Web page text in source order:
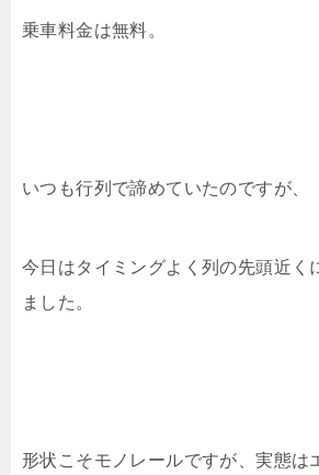
乗車料金は無料。
いつも行列で諦めていたのですが、
今日はタイミングよく列の先頭近く
ました。
形状こそモノレールですが、実態は